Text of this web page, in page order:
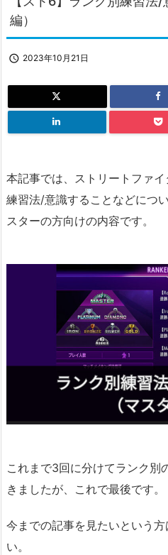
編）
 2023年10月21日
本記事では、ストリートファ
練習法/意識することなどにつ
スターの方向けの内容です。
これまで3回に分けてランク別
きましたが、これで最後です。
今までの記事を見たいという
い。